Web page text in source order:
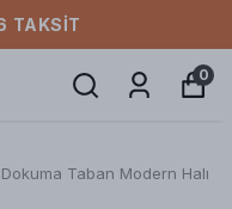
TAKSIT
0
Taban Modern Halı